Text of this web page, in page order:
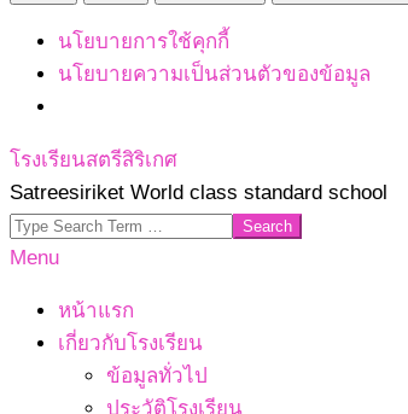
นโยบายการใช้คุกกี้
นโยบายความเป็นส่วนตัวของข้อมูล
Skip
to
content
โรงเรียนสตรีสิริเกศ
Satreesiriket World class standard school
Search
Primary
Menu
Menu
หน้าแรก
เกี่ยวกับโรงเรียน
ข้อมูลทั่วไป
ประวัติโรงเรียน